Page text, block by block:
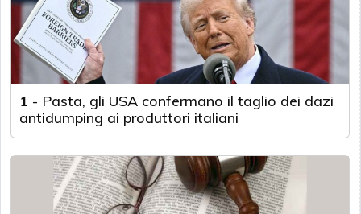
1 - Pasta, gli USA confermano il taglio dei dazi
antidumping ai produttori italiani